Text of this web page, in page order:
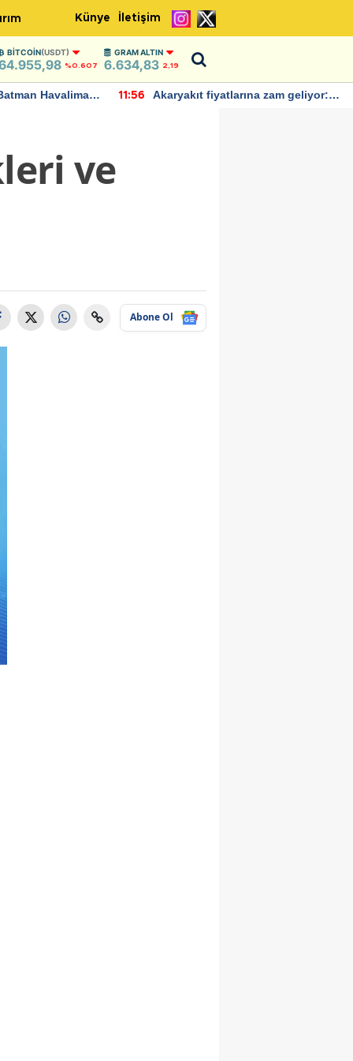
Künye İletişim
BITCOIN(USDT)
%0.607
GRAM ALTIN
6.634,83 2,19
Havalimanı
11:56
Akaryakıt fiyatlarına zam geliyor:
ve
Abone Ol